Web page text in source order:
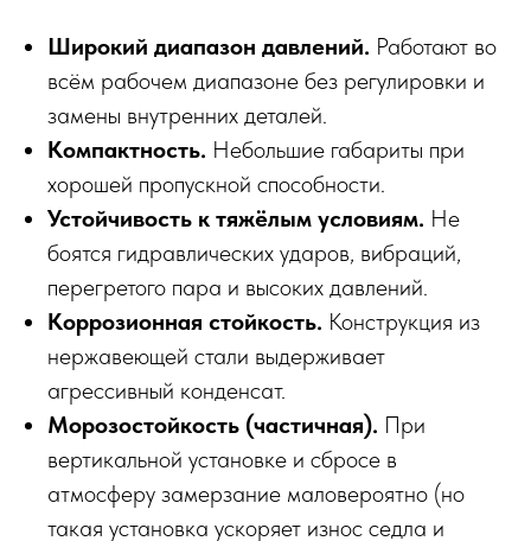
Широкий диапазон давлений. Работают во
всём рабочем диапазоне без регулировки и
замены внутренних деталей.
Компактность. Небольшие габариты при
хорошей пропускной способности.
Устойчивость к тяжёлым условиям. Не
боятся гидравлических ударов, вибраций,
перегретого пара и высоких давлений.
Коррозионная стойкость. Конструкция из
нержавеющей стали выдерживает
агрессивный конденсат.
Морозостойкость (частичная). При
вертикальной установке и сбросе в
атмосферу замерзание маловероятно (но
такая установка ускоряет износ седла и